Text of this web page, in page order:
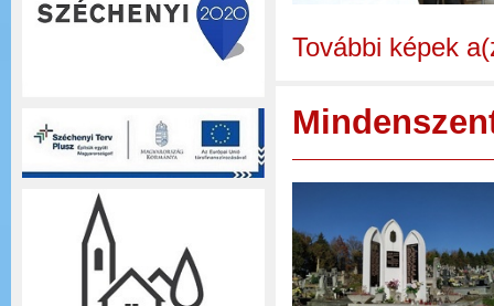
További képek